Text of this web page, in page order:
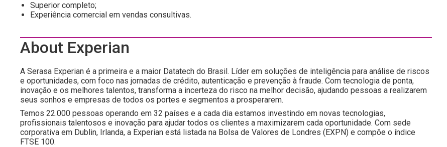
Superior completo;
Experiência comercial em vendas consultivas.
About Experian
A Serasa Experian é a primeira e a maior Datatech do Brasil. Líder em soluções de inteligência para análise de riscos
e oportunidades, com foco nas jornadas de crédito, autenticação e prevenção à fraude. Com tecnologia de ponta,
inovação e os melhores talentos, transforma a incerteza do risco na melhor decisão, ajudando pessoas a realizarem
seus sonhos e empresas de todos os portes e segmentos a prosperarem.
Temos 22.000 pessoas operando em 32 países e a cada dia estamos investindo em novas tecnologias,
profissionais talentosos e inovação para ajudar todos os clientes a maximizarem cada oportunidade. Com sede
corporativa em Dublin, Irlanda, a Experian está listada na Bolsa de Valores de Londres (EXPN) e compõe o índice
FTSE 100.